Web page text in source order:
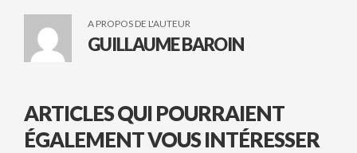
A PROPOS DE L'AUTEUR
GUILLAUME BAROIN
ARTICLES QUI POURRAIENT
ÉGALEMENT VOUS INTÉRESSER